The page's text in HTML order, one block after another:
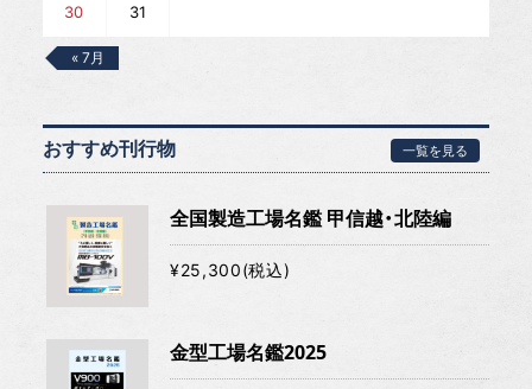
30 31
« 7月
おすすめ刊行物 一覧を見る
全国製造工場名鑑 甲信越・北陸編
¥25,300(税込)
金型工場名鑑2025